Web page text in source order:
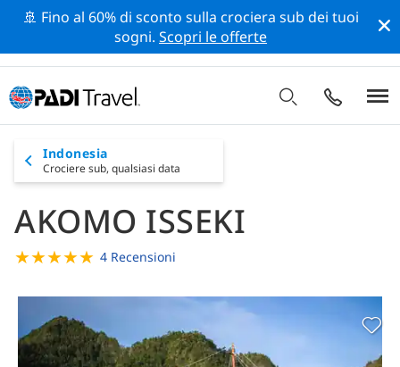
🚢 Fino al 60% di sconto sulla crociera sub dei tuoi
sogni.Scopri le offerte
Indonesia
Crociere sub, qualsiasi data
AKOMO ISSEKI
★★★★★ 4 Recensioni